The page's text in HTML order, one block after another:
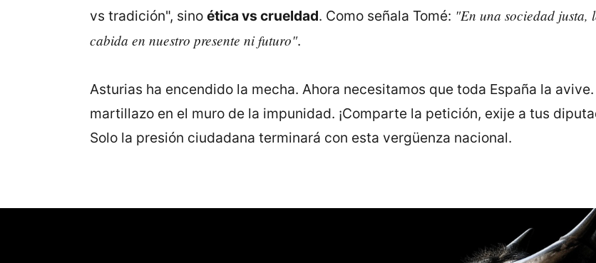
vs tradición", sino ética vs crueldad. Como señala Tomé: "En una sociedad justa,
cabida en nuestro presente ni futuro".
Asturias ha encendido la mecha. Ahora necesitamos que toda España la
martillazo en el muro de la impunidad. ¡Comparte la petición, exije a tus
Solo la presión ciudadana terminará con esta vergüenza nacional.